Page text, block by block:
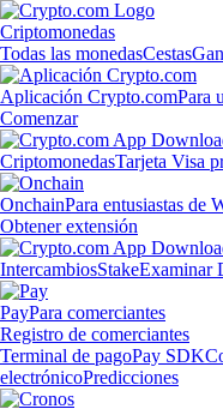
Criptomonedas
Todas las monedasCestas
Aplicación Crypto.comPara
Comenzar
CriptomonedasTarjeta Visa
OnchainPara entusiastas de
Obtener extensión
IntercambiosStakeExaminar
PayPara comerciantes
Registro de comerciantes
Terminal de pagoPay SDK
electrónicoPredicciones